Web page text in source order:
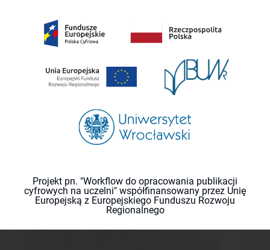
Projekt pn. "Workflow do opracowania publikacji
cyfrowych na uczelni" współfinansowany przez Unię
Europejską z Europejskiego Funduszu Rozwoju
Regionalnego